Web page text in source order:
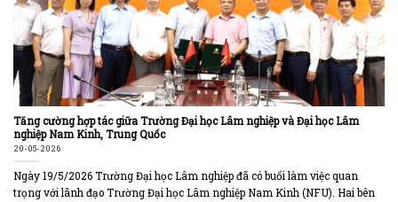
Tăng cường hợp tác giữa Trường Đại học Lâm nghiệp và Đại học Lâm
nghiệp Nam Kinh, Trung Quốc
20-05-2026
Ngày 19/5/2026 Trường Đại học Lâm nghiệp đã có buổi làm việc quan
trọng với lãnh đạo Trường Đại học Lâm nghiệp Nam Kinh (NFU). Hai bên